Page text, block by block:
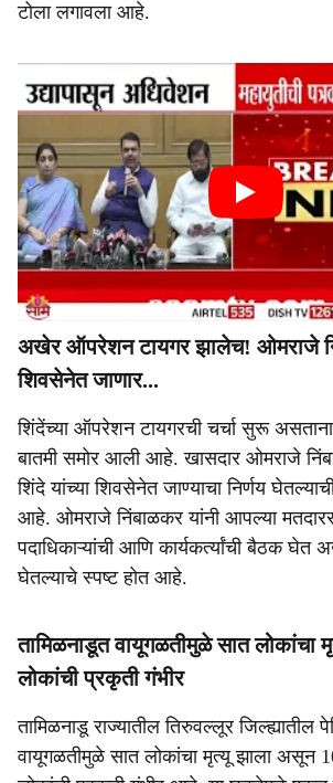
टोला लगावला आहे.
अखेर ऑपरेशन टायगर झालेच! ओमराजे
शिवसेनेत जाणार...
शिंदेंच्या ऑपरेशन टायगरची चर्चा सुरू
बातमी समोर आली आहे. खासदार ओमराजे
शिंदे यांच्या शिवसेनेत जाण्याचा निर्णय
आहे. ओमराजे निंबाळकर यांनी आपल्या
पदाधिकाऱ्यांची आणि कार्यकर्त्यांची बैठक घेत
घेतल्याचे स्पष्ट होत आहे.
तामिळनाडूत वायूगळतीमुळे सात लोकांचा
लोकांची प्रकृती गंभीर
तामिळनाडू राज्यातील तिरुवल्लूर जिल्ह्यातील
वायूगळतीमुळे सात लोकांचा मृत्यू झाला असून